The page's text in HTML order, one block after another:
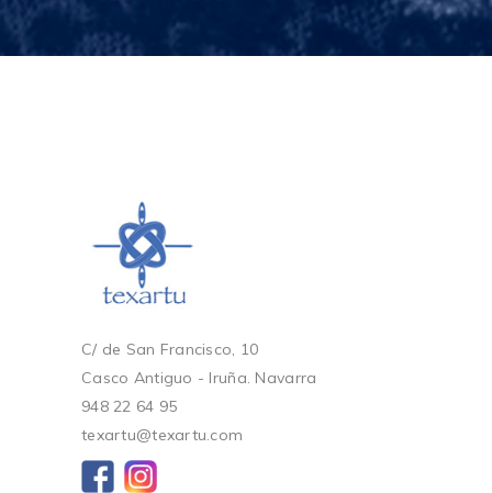
C/ de San Francisco, 10
Casco Antiguo - Iruña. Navarra
948 22 64 95
texartu@texartu.com